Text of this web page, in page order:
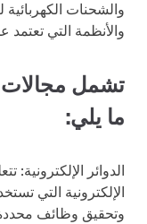
والشحنات الكهربائية
والأنظمة التي تعتمد
تشمل مجالات
ما يلي:
الدوائر الإلكترونية:
الإلكترونية التي
وتحقيق وظائف محددة.